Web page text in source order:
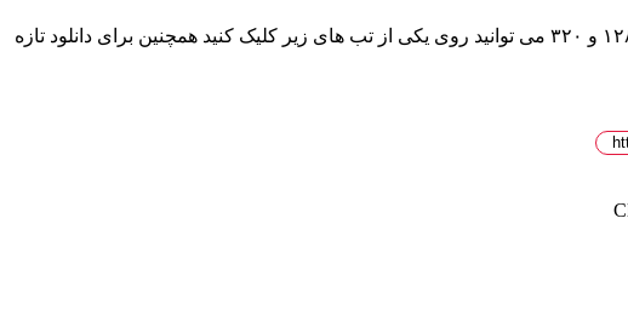
آهنگ جدیده حسن شریف به نام « نیزانم » هم اکنون به صورت انحصاری پخش شد، جهت دانلود و شنیدن این آهنگ با کیفیت های ۱۲۸ و ۳۲۰ می توانید روی یکی از تب های زیر کلیک کنید همچنین برای دانلود تازه